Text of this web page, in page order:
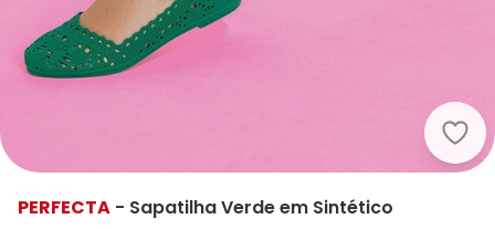
PERFECTA - Sapatilha Verde em Sintético